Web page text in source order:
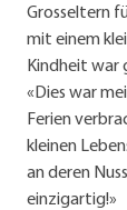
Grosseltern
mit einem
Kindheit war
«Dies war
Ferien
kleinen
an deren
einzigartig!»